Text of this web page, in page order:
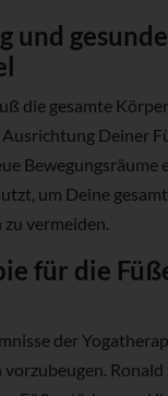
und
die gesamte
Deiner
Bewegungsräume
um Deine
vermeiden.
für die
der